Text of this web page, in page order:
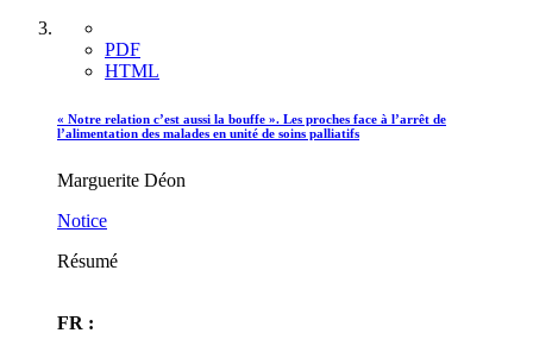
PDF
HTML
« Notre relation c’est aussi la bouffe ». Les proches face à l’arrêt de
l’alimentation des malades en unité de soins palliatifs
Marguerite Déon
Notice
Résumé
FR :